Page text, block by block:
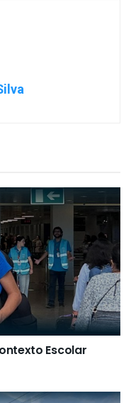
Escolar